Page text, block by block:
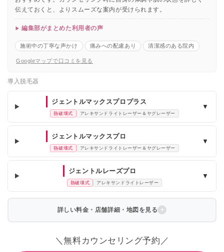
伝えておくと、よりスムーズな案内が受けられます。
編集部がまとめた利用者の声
施術中の丁寧な声かけ 痛みへの配慮あり 清潔感のある院内
Googleマップで口コミを見る
導入脱毛器
ジェントルマックスプロプラス
熱破壊式 アレキサンドライトレーザー＆ヤグレーザー
▼
ジェントルマックスプロ
熱破壊式 アレキサンドライトレーザー＆ヤグレーザー
▼
ジェントルレーズプロ
熱破壊式 アレキサンドライトレーザー
▼
詳しい料金・店舗詳細・地図を見る
＼無料カウンセリング予約／